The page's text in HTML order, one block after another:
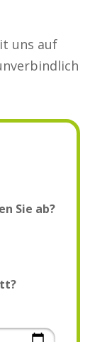
uns auf
Sie ab?